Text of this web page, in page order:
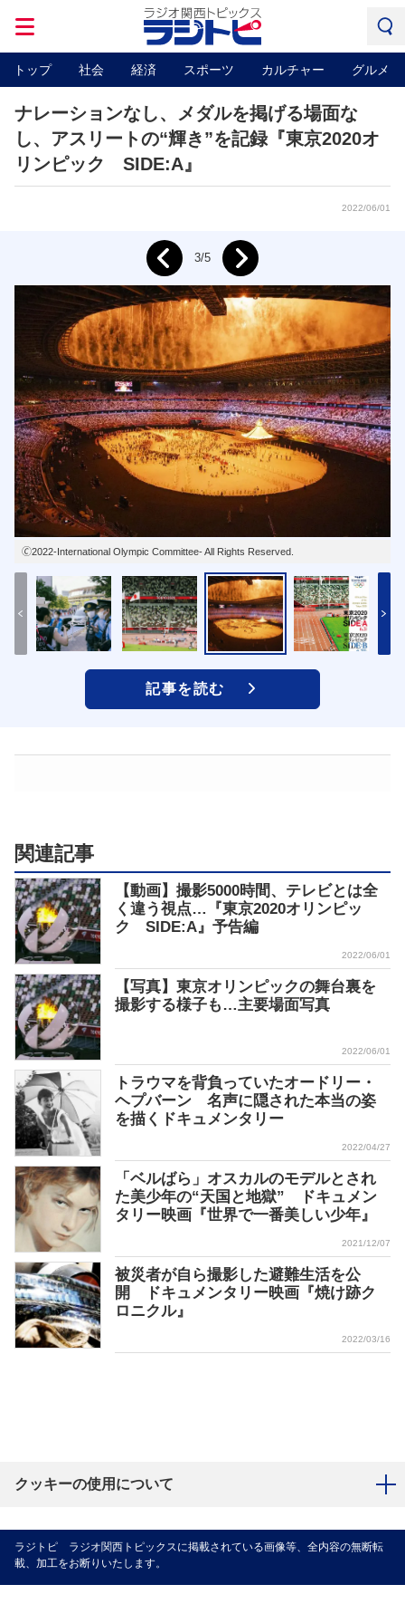
トップ 社会 経済 スポーツ カルチャー グルメ
ナレーションなし、メダルを掲げる場面な
し、アスリートの“輝き”を記録『東京2020オ
リンピック SIDE:A』
2022/06/01
🄫2022-International Olympic Committee- All Rights Reserved.
Prev 3/5 Next
記事を読む
関連記事
【動画】撮影5000時間、テレビとは全
く違う視点…『東京2020オリンピッ
ク SIDE:A』予告編
2022/06/01
【写真】東京オリンピックの舞台裏を
撮影する様子も…主要場面写真
2022/06/01
トラウマを背負っていたオードリー・
ヘプバーン 名声に隠された本当の姿
を描くドキュメンタリー
2022/04/27
「ベルばら」オスカルのモデルとされ
た美少年の“天国と地獄” ドキュメン
タリー映画『世界で一番美しい少年』
2021/12/07
被災者が自ら撮影した避難生活を公
開 ドキュメンタリー映画『焼け跡ク
ロニクル』
2022/03/16
クッキーの使用について
ラジトピ ラジオ関西トピックスに掲載されている画像等、全内容の無断転
載、加工をお断りいたします。